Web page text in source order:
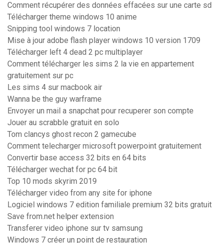
Comment récupérer des données effacées sur une carte sd
Télécharger theme windows 10 anime
Snipping tool windows 7 location
Mise à jour adobe flash player windows 10 version 1709
Télécharger left 4 dead 2 pc multiplayer
Comment télécharger les sims 2 la vie en appartement
gratuitement sur pc
Les sims 4 sur macbook air
Wanna be the guy warframe
Envoyer un mail a snapchat pour recuperer son compte
Jouer au scrabble gratuit en solo
Tom clancys ghost recon 2 gamecube
Comment telecharger microsoft powerpoint gratuitement
Convertir base access 32 bits en 64 bits
Télécharger wechat for pc 64 bit
Top 10 mods skyrim 2019
Télécharger video from any site for iphone
Logiciel windows 7 edition familiale premium 32 bits gratuit
Save from.net helper extension
Transferer video iphone sur tv samsung
Windows 7 créer un point de restauration